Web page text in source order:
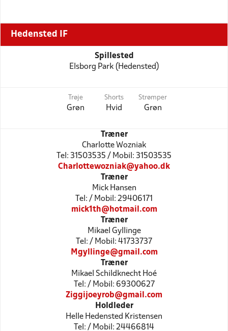
Hedensted IF
Spillested
Elsborg Park (Hedensted)
Trøje
Grøn
Shorts
Hvid
Strømper
Grøn
Træner
Charlotte Wozniak
Tel: 31503535 / Mobil: 31503535
Charlottewozniak@yahoo.dk
Træner
Mick Hansen
Tel: / Mobil: 29406171
mick1th@hotmail.com
Træner
Mikael Gyllinge
Tel: / Mobil: 41733737
Mgyllinge@gmail.com
Træner
Mikael Schildknecht Hoé
Tel: / Mobil: 69300627
Ziggijoeyrob@gmail.com
Holdleder
Helle Hedensted Kristensen
Tel: / Mobil: 24466814